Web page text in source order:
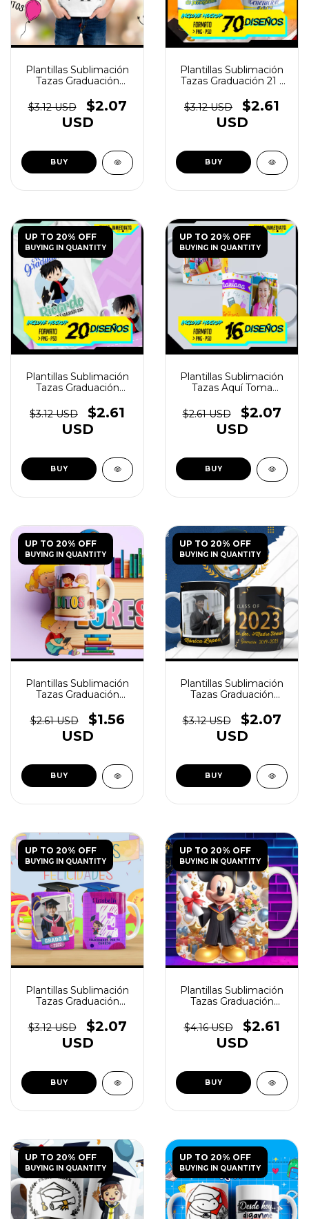
Plantillas Sublimación
Tazas Graduación
(copia)
$3.12 USD
$2.07
USD
Plantillas Sublimación
Tazas Graduación 21 -
$3.12 USD
$2.61
USD
UP TO 20% OFF
BUYING IN QUANTITY
Plantillas Sublimación
Tazas Graduación
(copia)
$3.12 USD
$2.61
USD
UP TO 20% OFF
BUYING IN QUANTITY
Plantillas Sublimación
Tazas Aquí Toma
$2.61 USD
$2.07
USD
UP TO 20% OFF
BUYING IN QUANTITY
Plantillas Sublimación
Tazas Graduación
$2.61 USD
$1.56
USD
UP TO 20% OFF
BUYING IN QUANTITY
Plantillas Sublimación
Tazas Graduación
- (copia) - (copia) -
(copia) - (copia) -
(copia)
$3.12 USD
$2.07
USD
UP TO 20% OFF
BUYING IN QUANTITY
Plantillas Sublimación
Tazas Graduación
- (copia) - (copia) -
(copia) - (copia) -
(copia) - (copia) -
$3.12 USD
$2.07
USD
UP TO 20% OFF
BUYING IN QUANTITY
Plantillas Sublimación
Tazas Graduación
- (copia) - (copia) -
(copia) - (copia)
$4.16 USD
$2.61
USD
UP TO 20% OFF
BUYING IN QUANTITY
UP TO 20% OFF
BUYING IN QUANTITY